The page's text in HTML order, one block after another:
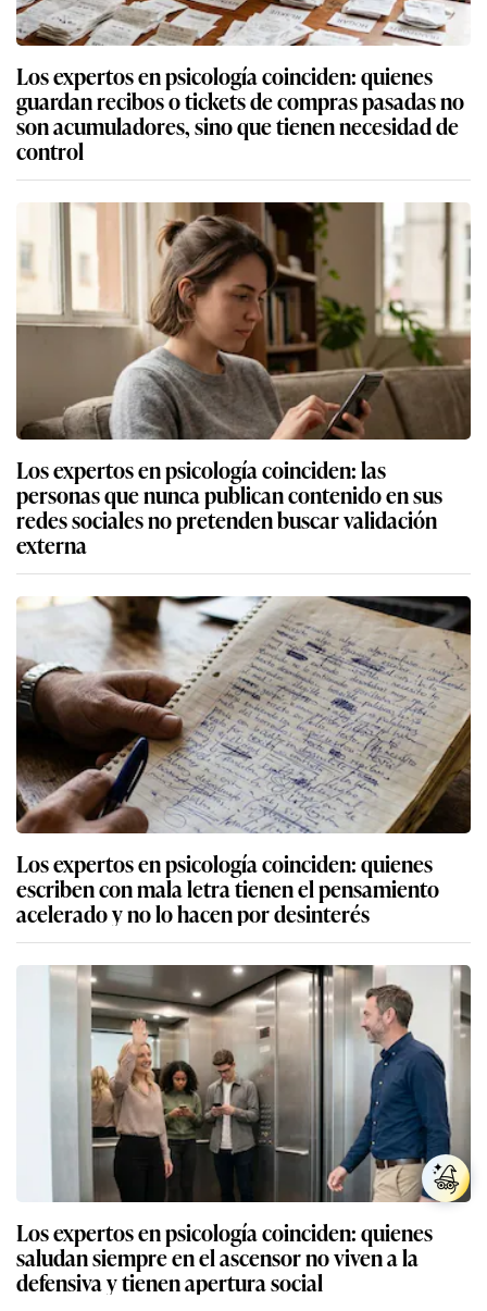
Los expertos en psicología coinciden: quienes
guardan recibos o tickets de compras pasadas no
son acumuladores, sino que tienen necesidad de
control
Los expertos en psicología coinciden: las
personas que nunca publican contenido en sus
redes sociales no pretenden buscar validación
externa
Los expertos en psicología coinciden: quienes
escriben con mala letra tienen el pensamiento
acelerado y no lo hacen por desinterés
Los expertos en psicología coinciden: quienes
saludan siempre en el ascensor no viven a la
defensiva y tienen apertura social